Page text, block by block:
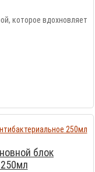
которое вдохновляет
блок